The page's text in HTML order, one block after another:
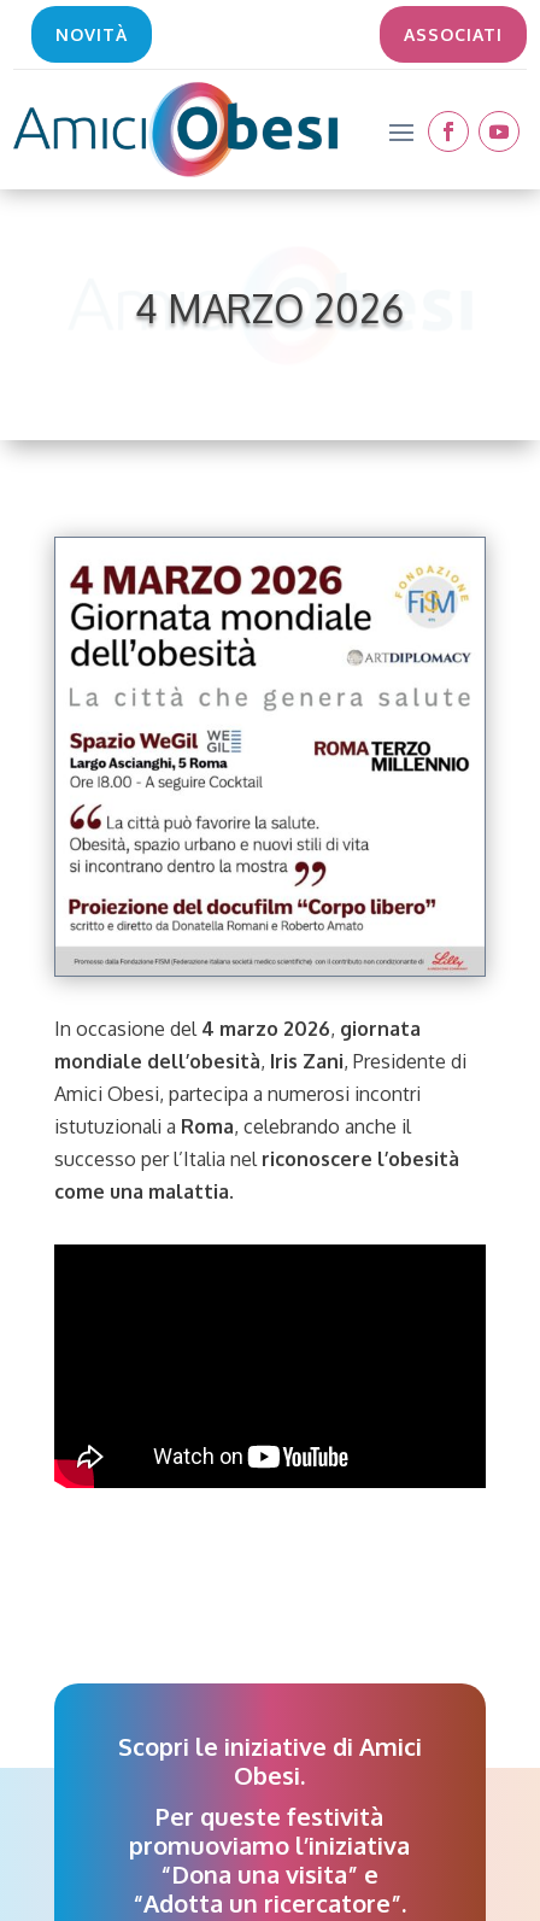
NOVITÀ ASSOCIATI
4 MARZO 2026
In occasione del 4 marzo 2026, giornata
mondiale dell’obesità, Iris Zani, Presidente di
Amici Obesi, partecipa a numerosi incontri
istutuzionali a Roma, celebrando anche il
successo per l’Italia nel riconoscere l’obesità
come una malattia.
Scopri le iniziative di Amici
Obesi.
Per queste festività
promuoviamo l’iniziativa
“Dona una visita” e
“Adotta un ricercatore”.